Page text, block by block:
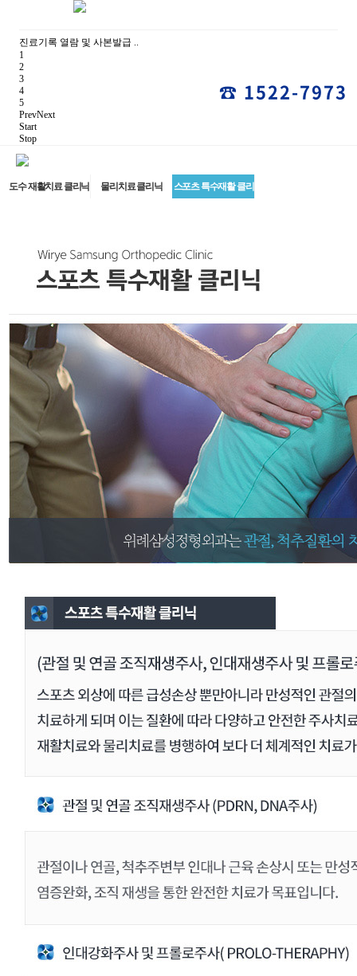
진료기록 열람 및 사본발급 ..
1
2
3
4
5
PrevNext
Start
Stop
☎ 1522-7973
도수 재활치료 클리닉 물리치료 클리닉 스포츠 특수재활 클리